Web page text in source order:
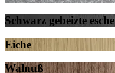
Schwarz gebeizte esche
Eiche
Walnuß